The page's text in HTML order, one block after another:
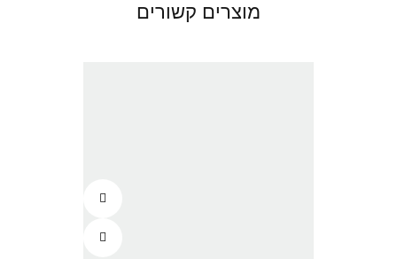
מוצרים קשורים